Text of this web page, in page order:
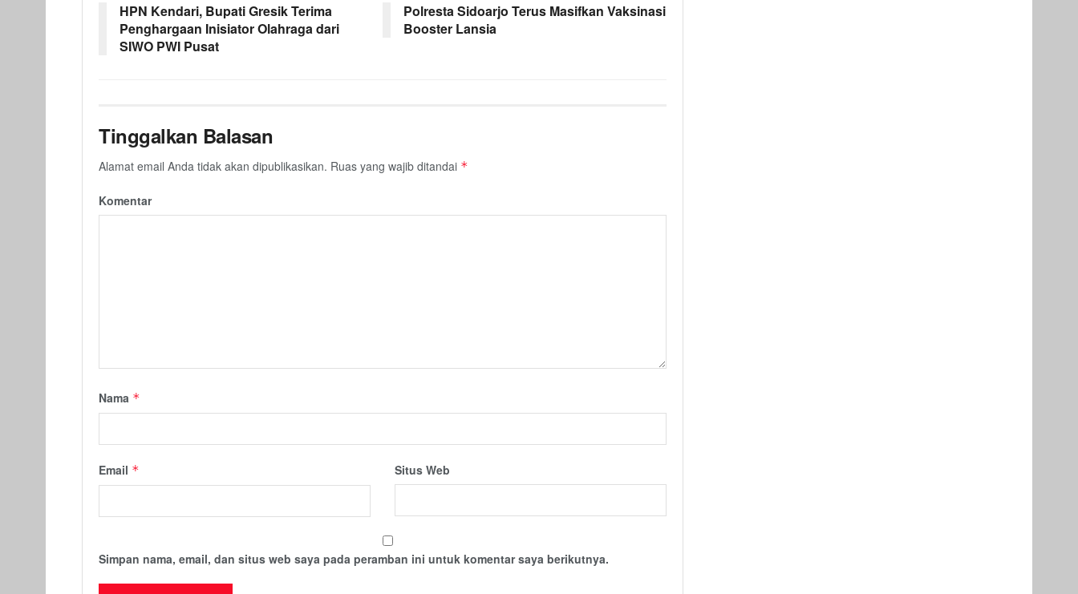
HPN Kendari, Bupati Gresik Terima
Penghargaan Inisiator Olahraga dari
SIWO PWI Pusat
Polresta Sidoarjo Terus Masifkan Vaksinasi
Booster Lansia
Tinggalkan Balasan
Alamat email Anda tidak akan dipublikasikan. Ruas yang wajib ditandai *
Komentar
Nama *
Email * Situs Web
Simpan nama, email, dan situs web saya pada peramban ini untuk komentar saya berikutnya.